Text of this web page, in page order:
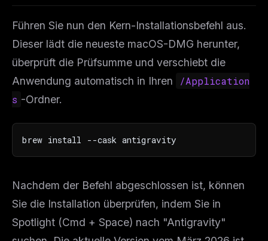
Führen Sie nun den Kern-Installationsbefehl aus.
Dieser lädt die neueste macOS-DMG herunter,
überprüft die Prüfsumme und verschiebt die
Anwendung automatisch in Ihren
/Application
s -Ordner.
brew install --cask antigravity
Nachdem der Befehl abgeschlossen ist, können
Sie die Installation überprüfen, indem Sie in
Spotlight (Cmd + Space) nach "Antigravity"